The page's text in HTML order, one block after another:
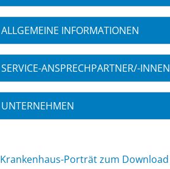
ALLGEMEINE INFORMATIONEN
SERVICE-ANSPRECHPARTNER/-INNEN
UNTERNEHMEN
Krankenhaus-Porträt zum Download